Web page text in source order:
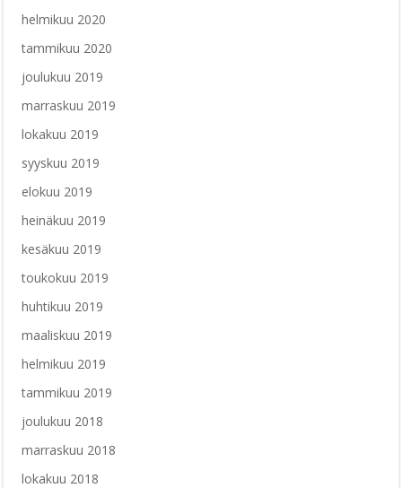
helmikuu 2020
tammikuu 2020
joulukuu 2019
marraskuu 2019
lokakuu 2019
syyskuu 2019
elokuu 2019
heinäkuu 2019
kesäkuu 2019
toukokuu 2019
huhtikuu 2019
maaliskuu 2019
helmikuu 2019
tammikuu 2019
joulukuu 2018
marraskuu 2018
lokakuu 2018